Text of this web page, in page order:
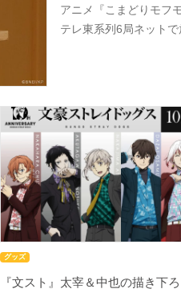
アニメ『こまどりモフ
テレ東系列6局ネット
グッズ
『文スト』太宰＆中也の描き下